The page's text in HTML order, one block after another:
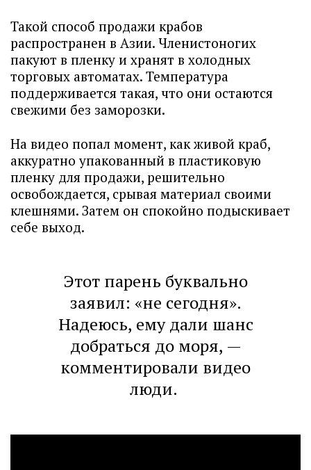
Такой способ продажи крабов
распространен в Азии. Членистоногих
пакуют в пленку и хранят в холодных
торговых автоматах. Температура
поддерживается такая, что они остаются
свежими без заморозки.
На видео попал момент, как живой краб,
аккуратно упакованный в пластиковую
пленку для продажи, решительно
освобождается, срывая материал своими
клешнями. Затем он спокойно подыскивает
себе выход.
Этот парень буквально
заявил: «не сегодня».
Надеюсь, ему дали шанс
добраться до моря, —
комментировали видео
люди.